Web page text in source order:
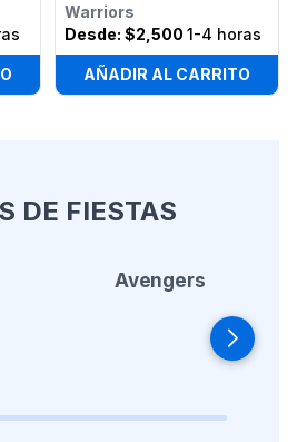
Warriors
Desde: $2,500 1-4 horas
AÑADIR AL CARRITO
DE FIESTAS
Avengers